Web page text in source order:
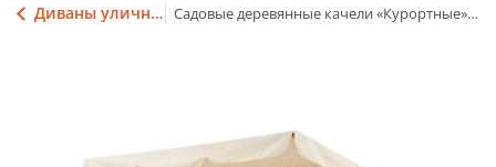
Диваны уличные-садовые-банные Садовые деревянные качели «Курортные» с теневым навесом, матрасом и подушками